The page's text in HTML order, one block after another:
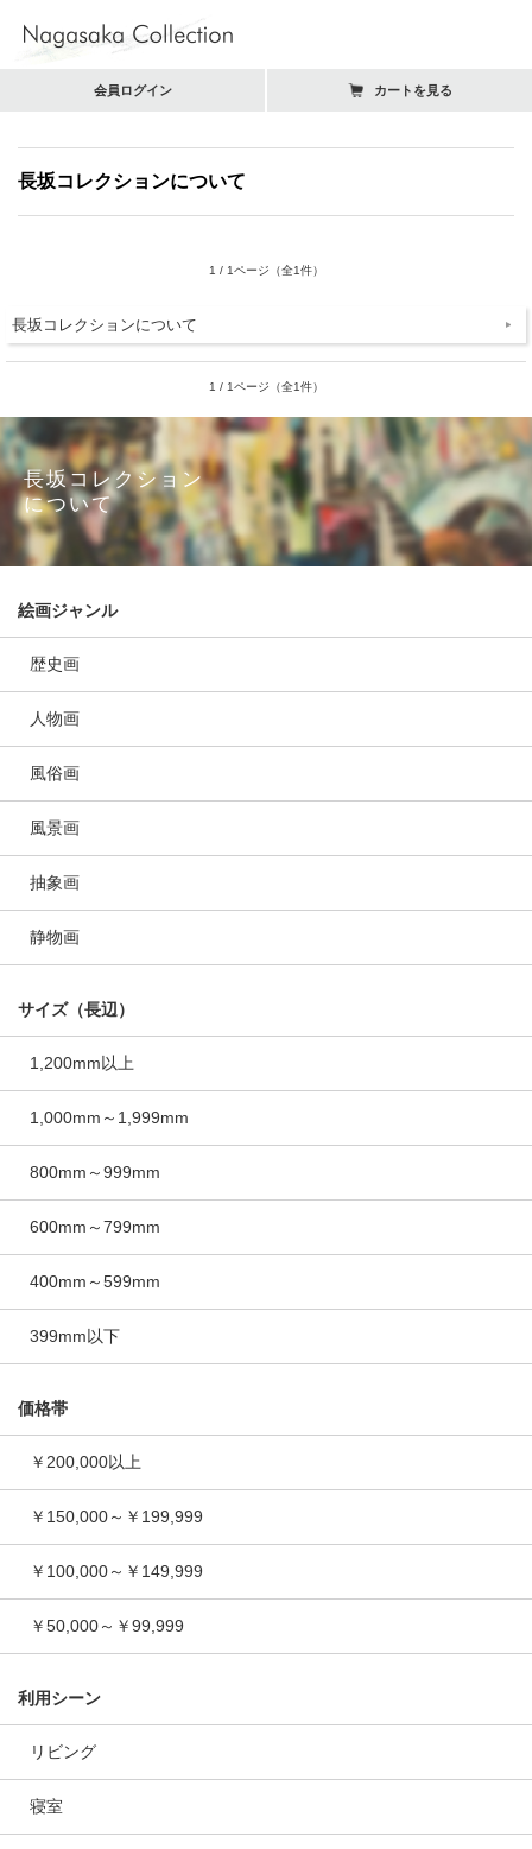
会員ログイン カートを見る
長坂コレクションについて
1 / 1ページ（全1件）
長坂コレクションについて
1 / 1ページ（全1件）
長坂コレクション
について
絵画ジャンル
歴史画
人物画
風俗画
風景画
抽象画
静物画
サイズ（長辺）
1,200mm以上
1,000mm～1,999mm
800mm～999mm
600mm～799mm
400mm～599mm
399mm以下
価格帯
￥200,000以上
￥150,000～￥199,999
￥100,000～￥149,999
￥50,000～￥99,999
利用シーン
リビング
寝室